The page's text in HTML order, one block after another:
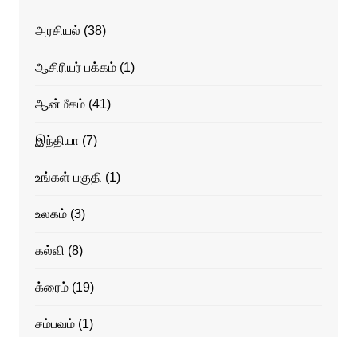
அரசியல் (38)
ஆசிரியர் பக்கம்(1)
ஆன்மீகம்(41)
இந்தியா(7)
உங்கள் பகுதி (1)
உலகம்(3)
கல்வி (8)
க்ரைம்(19)
சம்பவம்(1)